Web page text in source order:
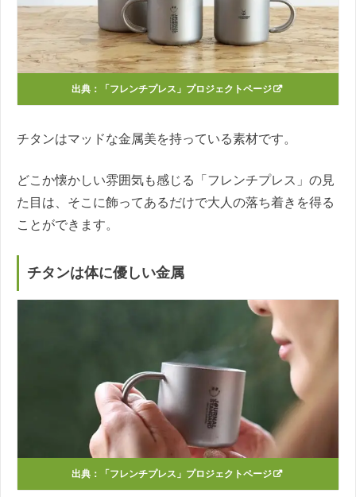
出典： 「フレンチプレス」プロジェクトページ
チタンはマッドな金属美を持っている素材です。
どこか懐かしい雰囲気も感じる「フレンチプレス」の見
た目は、そこに飾ってあるだけで大人の落ち着きを得る
ことができます。
チタンは体に優しい金属
出典： 「フレンチプレス」プロジェクトページ